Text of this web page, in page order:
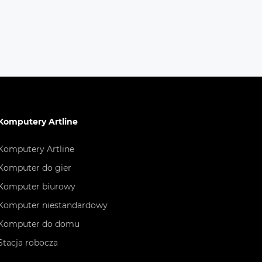
Artline
Artline
do gier
biurowy
niestandardowy
do domu
robocza